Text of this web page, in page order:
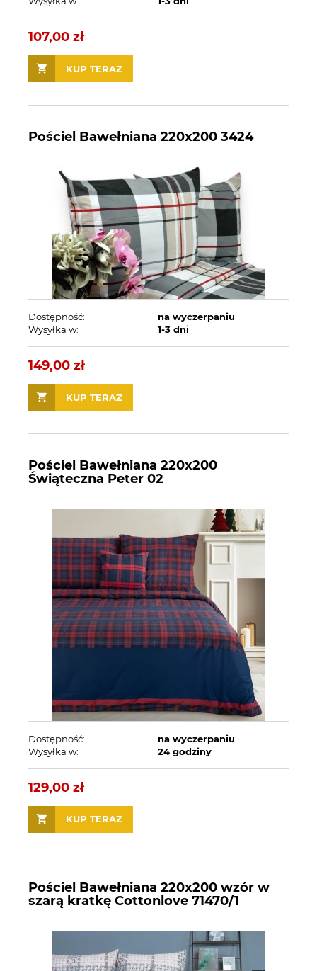
107,00 zł
KUP TERAZ
Pościel Bawełniana 220x200 3424
Dostępność:
na wyczerpaniu
Wysyłka w:
1-3 dni
149,00 zł
KUP TERAZ
Pościel Bawełniana 220x200
Świąteczna Peter 02
Dostępność:
na wyczerpaniu
Wysyłka w:
24 godziny
129,00 zł
KUP TERAZ
Pościel Bawełniana 220x200 wzór w
szarą kratkę Cottonlove 71470/1